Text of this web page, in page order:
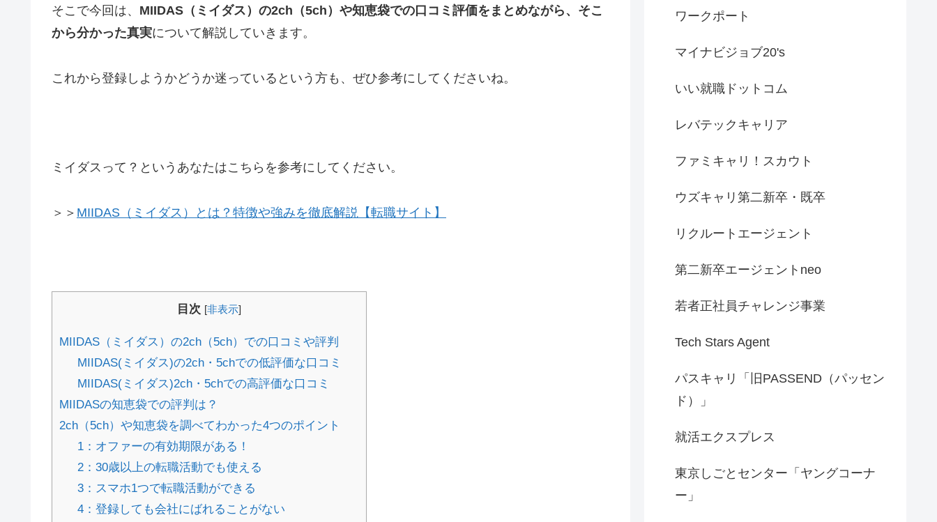
そこで今回は、 MIIDAS（ミイダス）の2ch（5ch）や知恵袋での口コミ評価をまとめながら、そこ
から分かった真実について解説していきます。
これから登録しようかどうか迷っているという方も、ぜひ参考にしてくださいね。
ミイダスって？というあなたはこちらを参考にしてください。
＞＞ MIIDAS（ミイダス）とは？特徴や強みを徹底解説【転職サイト】
目次 [非表示]
MIIDAS（ミイダス）の2ch（5ch）での口コミや評判
MIIDAS(ミイダス)の2ch・5chでの低評価な口コミ
MIIDAS(ミイダス)2ch・5chでの高評価な口コミ
MIIDASの知恵袋での評判は？
2ch（5ch）や知恵袋を調べてわかった4つのポイント
1：オファーの有効期限がある！
2：30歳以上の転職活動でも使える
3：スマホ1つで転職活動ができる
4：登録しても会社にばれることがない
ワークポート
マイナビジョブ20's
いい就職ドットコム
レバテックキャリア
ファミキャリ！スカウト
ウズキャリ第二新卒・既卒
リクルートエージェント
第二新卒エージェントneo
若者正社員チャレンジ事業
Tech Stars Agent
パスキャリ「旧PASSEND（パッセン
ド）」
就活エクスプレス
東京しごとセンター「ヤングコーナ
ー」